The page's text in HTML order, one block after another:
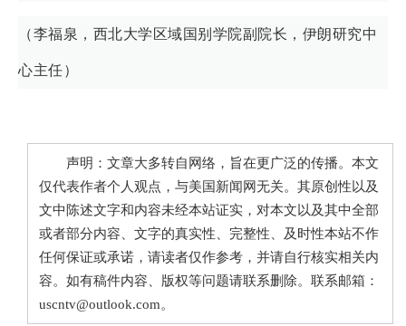
（李福泉，西北大学区域国别学院副院长，伊朗研究中
心主任）
声明：文章大多转自网络，旨在更广泛的传播。本文
仅代表作者个人观点，与美国新闻网无关。其原创性以及
文中陈述文字和内容未经本站证实，对本文以及其中全部
或者部分内容、文字的真实性、完整性、及时性本站不作
任何保证或承诺，请读者仅作参考，并请自行核实相关内
容。如有稿件内容、版权等问题请联系删除。联系邮箱：
uscntv@outlook.com。